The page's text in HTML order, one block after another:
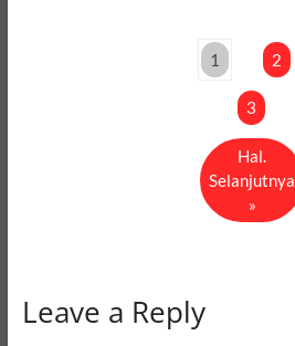
1 2
3
Hal.
Selanjutnya
»
Leave a Reply